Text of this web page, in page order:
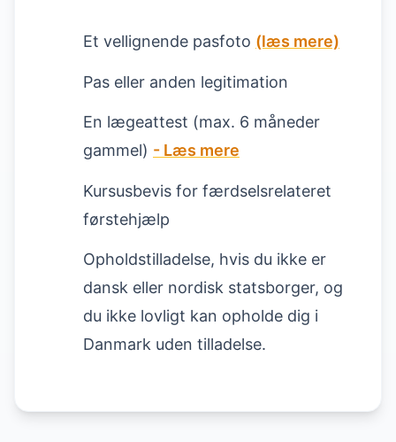
Et vellignende pasfoto (læs mere)
Pas eller anden legitimation
En lægeattest (max. 6 måneder
gammel) - Læs mere
Kursusbevis for færdselsrelateret
førstehjælp
Opholdstilladelse, hvis du ikke er
dansk eller nordisk statsborger, og
du ikke lovligt kan opholde dig i
Danmark uden tilladelse.